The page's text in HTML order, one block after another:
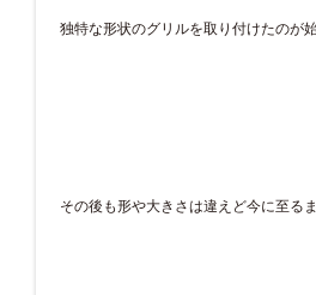
独特な形状のグリルを取り付けたのが
その後も形や大きさは違えど今に至る